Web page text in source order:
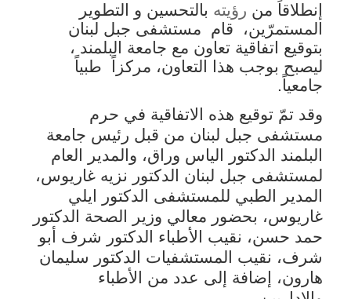
إنطلاقاً من رؤيته بالتحسين و التطوير
المستمرّين،
قام مستشفى جبل لبنان
بتوقيع اتفاقية تعاون مع جامعة البلمند ،
ليصبح بوجب هذا التعاون، مركزاً
طبياً
جامعياً.
وقد تمّ توقيع هذه الاتفاقية في حرم
مستشفى جبل لبنان من قبل رئيس جامعة
البلمند الدكتور الياس وراق، والمدير العام
لمستشفى جبل لبنان الدكتور نزيه غاريوس،
المدير الطبي للمستشفى الدكتور ايلي
غاريوس، بحضور معالي وزير الصحة الدكتور
حمد حسن، نقيب الأطباء الدكتور شرف أبو
شرف، نقيب المستشفيات الدكتور سليمان
هارون، إضافة إلى عدد من الأطباء